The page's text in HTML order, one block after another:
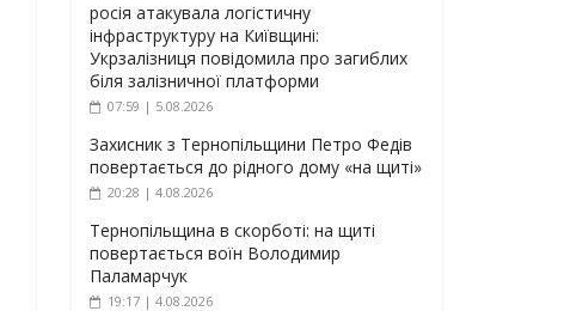
росія атакувала логістичну
інфраструктуру на Київщині:
Укрзалізниця повідомила про загиблих
біля залізничної платформи
07:59 | 5.08.2026
Захисник з Тернопільщини Петро Федів
повертається до рідного дому «на щиті»
20:28 | 4.08.2026
Тернопільщина в скорботі: на щиті
повертається воїн Володимир
Паламарчук
19:17 | 4.08.2026